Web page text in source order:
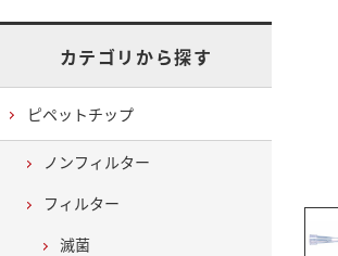
カテゴリから探す
ピペットチップ
ノンフィルター
フィルター
滅菌